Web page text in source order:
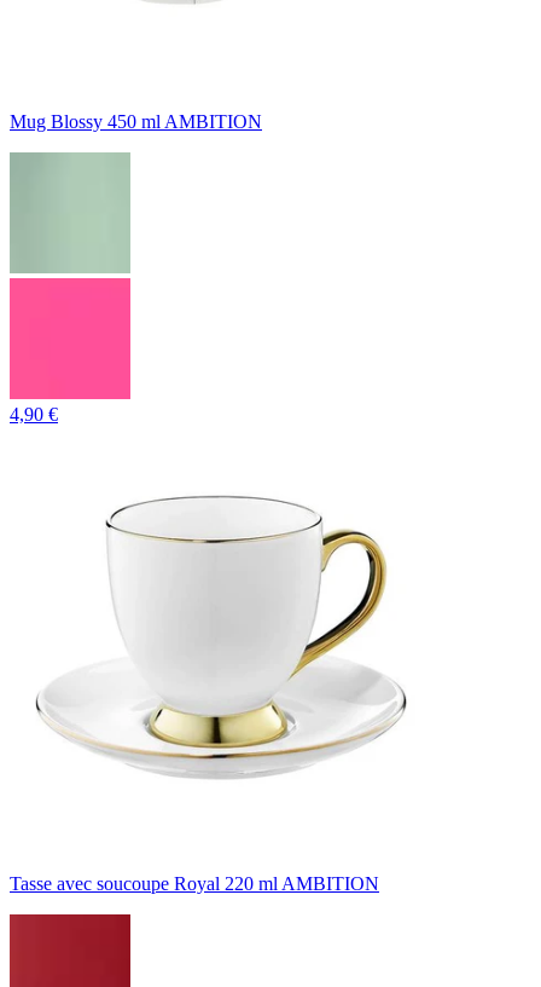
Mug Blossy 450 ml AMBITION
4,90 €
Tasse avec soucoupe Royal 220 ml AMBITION